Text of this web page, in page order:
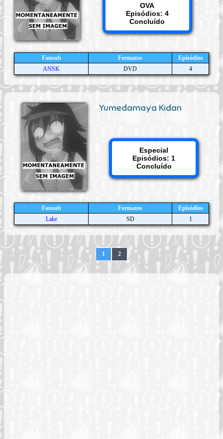
OVA
Episódios: 4
Concluído
Fansub Formatos
Episódios
ANSK
DVD 4
Yumedamaya Kidan
Especial
Episódios: 1
Concluído
Fansub Formatos
Episódios
Lake
SD 1
1 2